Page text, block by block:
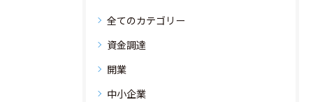
全てのカテゴリー
資金調達
開業
中小企業